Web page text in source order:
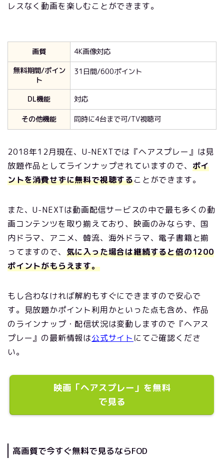
レスなく動画を楽しむことができます。
画質
4K画像対応
無料期間/ポイン
ト
31日間/600ポイント
DL機能
対応
その他機能
同時に4台まで可/TV視聴可
2018年12月現在、U-NEXTでは『ヘアスプレー』は見
放題作品としてラインナップされていますので、 ポイ
ントを消費せずに無料で視聴することができます。
また、U-NEXTは動画配信サービスの中で最も多くの動
画コンテンツを取り揃えており、映画のみならず、国
内ドラマ、アニメ、韓流、海外ドラマ、電子書籍と揃
ってますので、 気に入った場合は継続すると倍の1200
ポイントがもらえます。
もし合わなければ解約もすぐにできますので安心で
す。見放題かポイント利用かといった点も含め、作品
のラインナップ・配信状況は変動しますので『ヘアス
プレー』の最新情報は公式サイト にてご確認くださ
い。
映画「ヘアスプレー」を無料
で見る
高画質で今すぐ無料で見るならFOD